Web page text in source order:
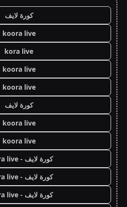
كورة لايف
koora live
kora live
koora live
koora live
كورة لايف
koora live
koora live
كورة لايف - koora live
كورة لايف - koora live
كورة لايف - koora live